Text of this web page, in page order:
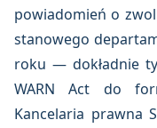
powiadomień o
stanowego
roku — dokładnie
WARN Act do
Kancelaria prawna